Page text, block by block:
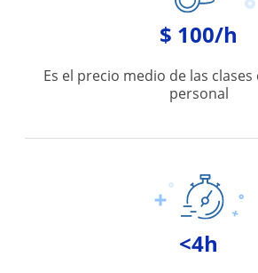
$ 100/h
Es el precio medio de las
personal
<4h